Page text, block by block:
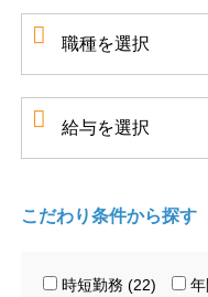
こだわり条件から探す
時短勤務 (22)
年